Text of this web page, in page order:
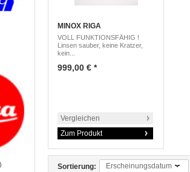
MINOX RIGA
VOLL FUNKTIONSFÄHIG !
Linsen sauber, keine Kratzer,
kein...
999,00 € *
Vergleichen
Zum Produkt
Sortierung: Erscheinungsdatum